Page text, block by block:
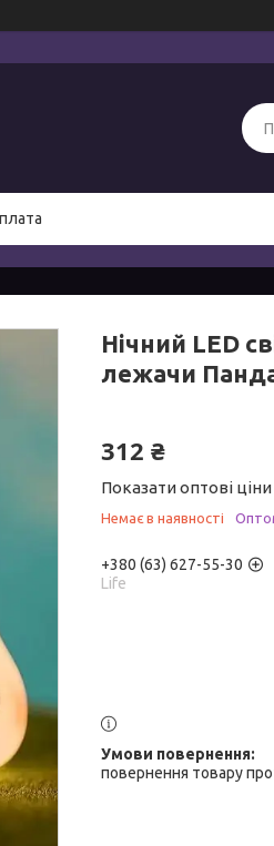
Нічний LED
лежачи
312 ₴
Показати оптові ціни
Немає в наявності
+380 (63) 627-55-30
Life
повернення товару